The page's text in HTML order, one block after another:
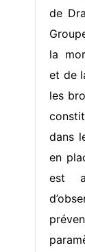
de
la
et de
les
dans
en
est